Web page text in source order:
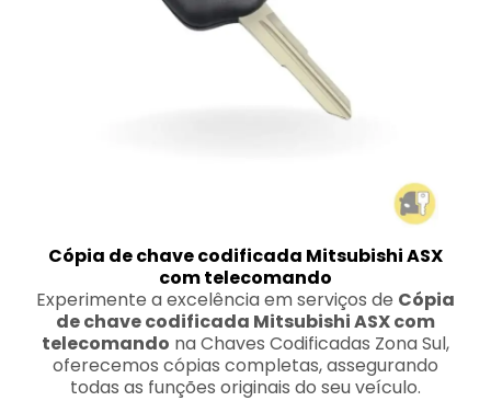
Cópia de chave codificada Mitsubishi ASX
com telecomando
Experimente a excelência em serviços de Cópia
de chave codificada Mitsubishi ASX com
telecomando na Chaves Codificadas Zona Sul,
oferecemos cópias completas, assegurando
todas as funções originais do seu veículo.